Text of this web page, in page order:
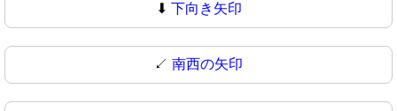
⬇ 下向き矢印
↙️ 南西の矢印